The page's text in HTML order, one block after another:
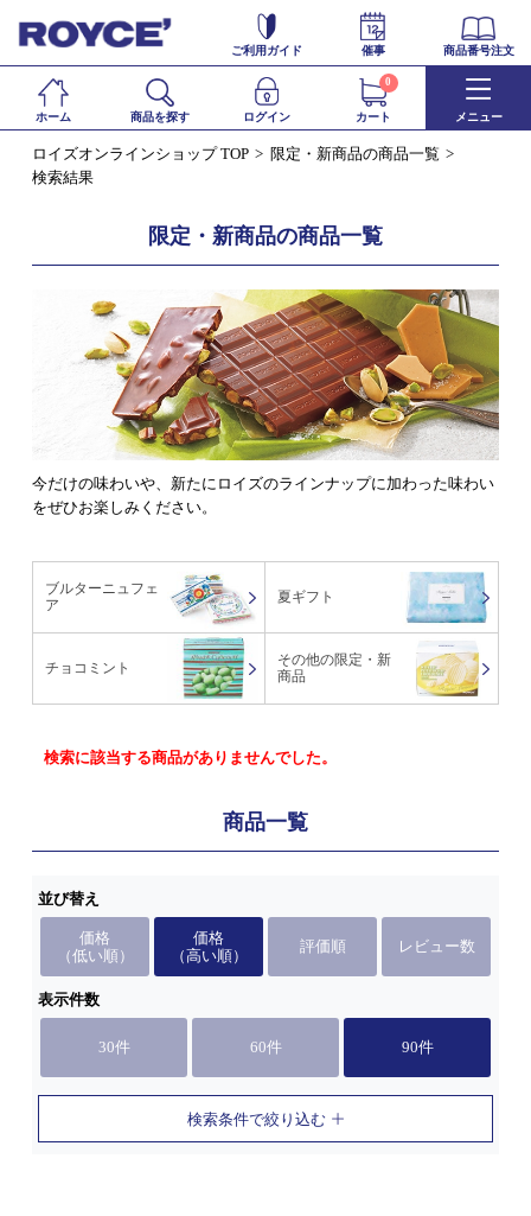
ご利用ガイド 催事 商品番号注文
ホーム 商品を探す ログイン カート
0
メニュー
ロイズオンラインショップ TOP
限定・新商品の商品一覧
検索結果
限定・新商品の商品一覧
今だけの味わいや、新たにロイズのラインナップに加わった味わい
をぜひお楽しみください。
ブルターニュフェ
ア
夏ギフト
チョコミント
その他の限定・新
商品
検索に該当する商品がありませんでした。
商品一覧
並び替え
価格
（低い順）
価格
（高い順）
評価順 レビュー数
表示件数
30件 60件 90件
検索条件で絞り込む